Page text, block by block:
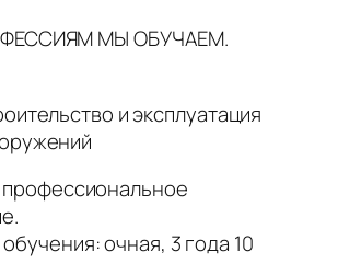
МЫ ОБУЧАЕМ.
и эксплуатация
очная, 3 года 10